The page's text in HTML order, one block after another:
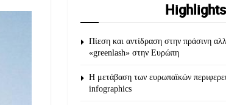
Highlights
Πίεση και αντίδραση στην πράσινη
«greenlash» στην Ευρώπη
Η μετάβαση των ευρωπαϊκών
infographics